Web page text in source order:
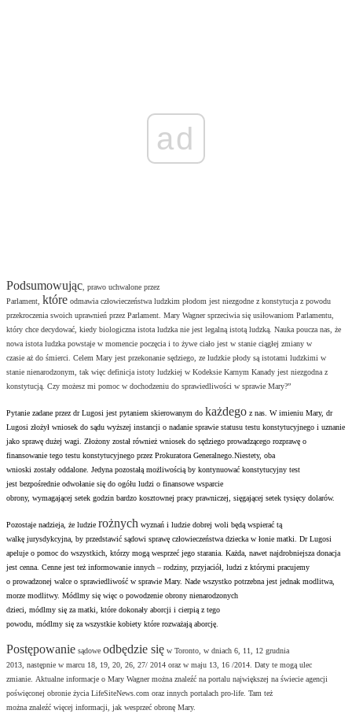
ad
Podsumowując, prawo uchwalone przez
Parlament, które odmawia człowieczeństwa ludzkim płodom jest niezgodne z konstytucja z powodu
przekroczenia swoich uprawnień przez Parlament. Mary Wagner sprzeciwia się usiłowaniom Parlamentu,
który chce decydować, kiedy biologiczna istota ludzka nie jest legalną istotą ludzką. Nauka poucza nas, że
nowa istota ludzka powstaje w momencie poczęcia i to żywe ciało jest w stanie ciągłej zmiany w
czasie aż do śmierci. Celem Mary jest przekonanie sędziego, ze ludzkie płody są istotami ludzkimi w
stanie nienarodzonym, tak więc definicja istoty ludzkiej w Kodeksie Karnym Kanady jest niezgodna z
konstytucją. Czy możesz mi pomoc w dochodzeniu do sprawiedliwości w sprawie Mary?”
Pytanie zadane przez dr Lugosi jest pytaniem skierowanym do każdego z nas. W imieniu Mary, dr
Lugosi złożył wniosek do sądu wyższej instancji o nadanie sprawie statusu testu konstytucyjnego i uznanie
jako sprawę dużej wagi. Złożony został również wniosek do sędziego prowadzącego rozprawę o
finansowanie tego testu konstytucyjnego przez Prokuratora Generalnego.Niestety, oba
wnioski zostały oddalone. Jedyna pozostałą możliwością by kontynuować konstytucyjny test
jest bezpośrednie odwołanie się do ogółu ludzi o finansowe wsparcie
obrony, wymagającej setek godzin bardzo kosztownej pracy prawniczej, sięgającej setek tysięcy dolarów.
Pozostaje nadzieja, że ludzie rożnych wyznań i ludzie dobrej woli będą wspierać tą
walkę jurysdykcyjna, by przedstawić sądowi sprawę człowieczeństwa dziecka w łonie matki. Dr Lugosi
apeluje o pomoc do wszystkich, którzy mogą wesprzeć jego starania. Każda, nawet najdrobniejsza donacja
jest cenna. Cenne jest też informowanie innych – rodziny, przyjaciół, ludzi z którymi pracujemy
o prowadzonej walce o sprawiedliwość w sprawie Mary. Nade wszystko potrzebna jest jednak modlitwa,
morze modlitwy. Módlmy się więc o powodzenie obrony nienarodzonych
dzieci, módlmy się za matki, które dokonały aborcji i cierpią z tego
powodu, módlmy się za wszystkie kobiety które rozważają aborcję.
Postępowanie sądowe odbędzie się w Toronto, w dniach 6, 11, 12 grudnia
2013, następnie w marcu 18, 19, 20, 26, 27/ 2014 oraz w maju 13, 16 /2014. Daty te mogą ulec
zmianie. Aktualne informacje o Mary Wagner można znaleźć na portalu największej na świecie agencji
poświęconej obronie życia LifeSiteNews.com oraz innych portalach pro-life. Tam też
można znaleźć więcej informacji, jak wesprzeć obronę Mary.